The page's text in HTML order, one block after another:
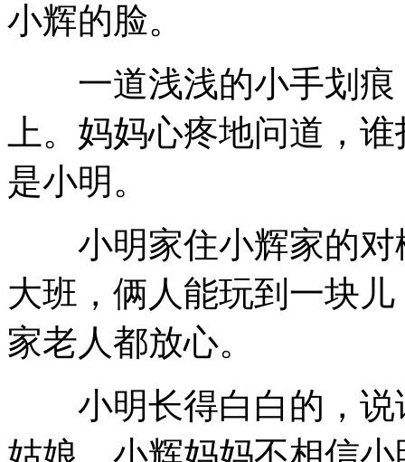
小辉的脸。
一道浅浅的小手划痕
上。妈妈心疼地问道，
是小明。
小明家住小辉家的对
大班，俩人能玩到一块
家老人都放心。
小明长得白白的，说